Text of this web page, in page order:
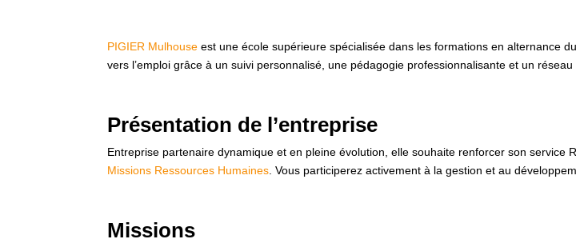
PIGIER Mulhouse est une école supérieure spécialisée dans les formations en alternance
vers l’emploi grâce à un suivi personnalisé, une pédagogie professionnalisante et un
Présentation de l’entreprise
Entreprise partenaire dynamique et en pleine évolution, elle souhaite renforcer son service
Missions Ressources Humaines . Vous participerez activement à la gestion et au
Missions